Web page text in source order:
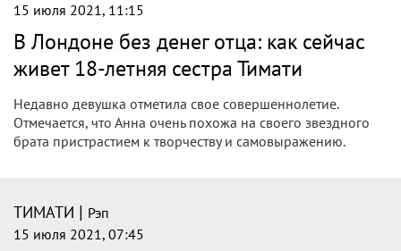
15 июля 2021, 11:15
В Лондоне без денег отца: как сейчас
живет 18-летняя сестра Тимати
Недавно девушка отметила свое совершеннолетие.
Отмечается, что Анна очень похожа на своего звездного
брата пристрастием к творчеству и самовыражению.
ТИМАТИ | Рэп
15 июля 2021, 07:45